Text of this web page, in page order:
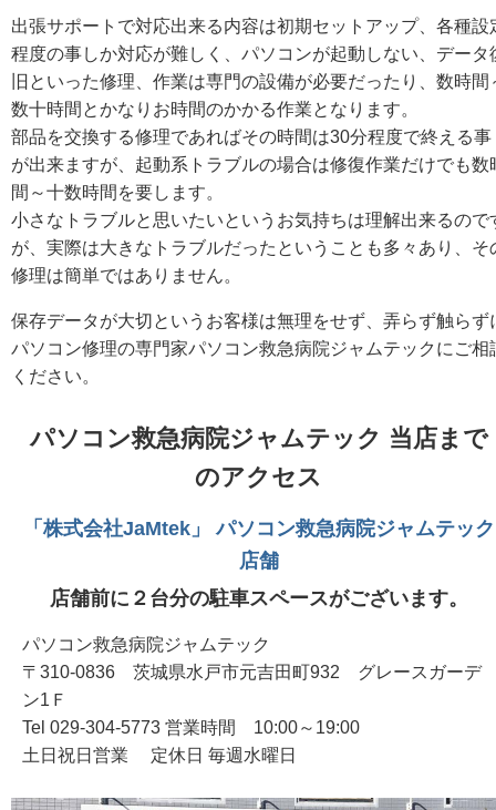
出張サポートで対応出来る内容は初期セットアップ、各種設
程度の事しか対応が難しく、パソコンが起動しない、データ
旧といった修理、作業は専門の設備が必要だったり、数時間
数十時間とかなりお時間のかかる作業となります。
部品を交換する修理であればその時間は30分程度で終える事
が出来ますが、起動系トラブルの場合は修復作業だけでも数
間～十数時間を要します。
小さなトラブルと思いたいというお気持ちは理解出来るので
が、実際は大きなトラブルだったということも多々あり、そ
修理は簡単ではありません。
保存データが大切というお客様は無理をせず、弄らず触らず
パソコン修理の専門家パソコン救急病院ジャムテックにご相
ください。
パソコン救急病院ジャムテック 当店まで
のアクセス
「株式会社JaMtek」 パソコン救急病院ジャムテック
店舗
店舗前に２台分の駐車スペースがございます。
パソコン救急病院ジャムテック
〒310-0836 茨城県水戸市元吉田町932 グレースガーデ
ン1Ｆ
Tel 029-304-5773 営業時間 10:00～19:00
土日祝日営業 定休日 毎週水曜日